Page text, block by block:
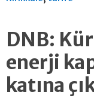
DNB:
enerji
katına